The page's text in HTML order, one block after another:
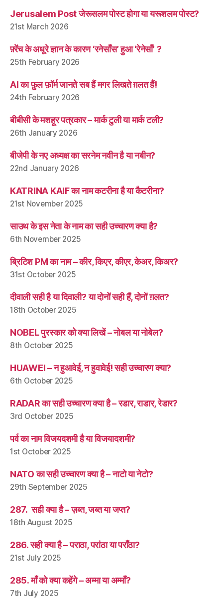
Jerusalem Post जेरूसलम पोस्ट होगा या यरूशलम पोस्ट?
21st March 2026
फ़्रेंच के अधूरे ज्ञान के कारण ‘रनेसाँस’ हुआ ‘रेनेसाँ’ ?
25th February 2026
AI का फ़ुल फ़ॉर्म जानते सब हैं मगर लिखते ग़लत हैं!
24th February 2026
बीबीसी के मशहूर पत्रकार – मार्क टुली या मार्क टली?
26th January 2026
बीजेपी के नए अध्यक्ष का सरनेम नवीन है या नबीन?
22nd January 2026
KATRINA KAIF का नाम कटरीना है या कैटरीना?
21st November 2025
साउथ के इस नेता के नाम का सही उच्चारण क्या है?
6th November 2025
ब्रिटिश PM का नाम – कीर, किएर, कीएर, केअर, किअर?
31st October 2025
दीवाली सही है या दिवाली? या दोनों सही हैं, दोनों ग़लत?
18th October 2025
NOBEL पुरस्कार को क्या लिखें – नोबल या नोबेल?
8th October 2025
HUAWEI – न हुआवेई, न हुवावेई! सही उच्चारण क्या?
6th October 2025
RADAR का सही उच्चारण क्या है – रडार, राडार, रेडार?
3rd October 2025
पर्व का नाम विजयदशमी है या विजयादशमी?
1st October 2025
NATO का सही उच्चारण क्या है – नाटो या नेटो?
29th September 2025
287. सही क्या है – ज़ब्त, जब्त या जप्त?
18th August 2025
286. सही क्या है – पराठा, परांठा या पराँठा?
21st July 2025
285. माँ को क्या कहेंगे – अम्मा या अम्माँ?
7th July 2025